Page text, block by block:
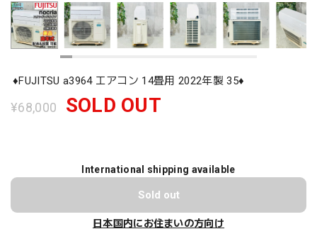
♦️FUJITSU a3964 エアコン 14畳用 2022年製 35♦️
¥68,000 SOLD OUT
International shipping available
Sold out
日本国内にお住まいの方向け